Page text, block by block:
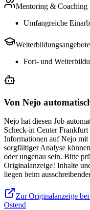
Mentoring & Coaching
Umfangreiche
Weiterbildungsangebote
Fort- und
Von Nejo
Nejo hat diesen Job
Scheck-in Center
Informationen auf Nejo
sorgfältiger Analyse
oder ungenau sein. Bitte
Originalanzeige! Inhalte
liegen beim
Zur Originalanzeige
Ostend